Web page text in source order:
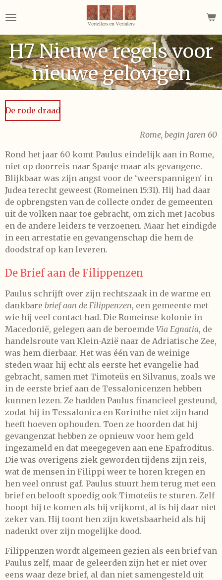
direct
naar
de
hoofdinhoud
H7 Nieuwe regels voor
nieuwe gelovigen
De rode draad
Rome, begin jaren 60
Rond het jaar 60 komt Paulus eindelijk aan in Rome,
niet op doorreis naar Spanje maar als gevangene.
Blijkbaar was zijn angst voor de ‘weerspannigen' in
Judea terecht geweest (Romeinen 15:31). Hij had daar
de opbrengsten van de collecte onder de gemeenten
uit de volken naar toe gebracht, om zich met Jacobus
en de andere leiders te verzoenen. Maar het eindigde
in een arrestatie en gevangenschap die hem de
doodstraf op kan leveren.
De Brief aan de Filippenzen
Paulus schrijft over zijn rechtszaak in de warme en
dankbare brief aan de Filippenzen, een gemeente met
wie hij veel contact had. Die Romeinse kolonie in
Macedonië, gelegen aan de beroemde Via Egnatia, de
handelsroute van Klein-Azië naar de Adriatische Zee,
was hem dierbaar. Het was één van de weinige
steden waar hij echt als eerste het evangelie had
gebracht, samen met Timoteüs en Silvanus, zoals we
in de eerste brief aan de Tessalonicenzen hebben
kunnen lezen. Ze hadden Paulus financieel gesteund,
zodat hij in Tessalonica en Korinthe niet zijn hand
heeft hoeven ophouden. Toen ze hoorden dat hij
gevangenzat hebben ze opnieuw voor hem geld
ingezameld en dat meegegeven aan ene Epafroditus.
Die was overigens ziek geworden tijdens zijn reis,
wat de mensen in Filippi weer te horen kregen en
hen veel onrust gaf. Paulus stuurt hem terug met een
brief en belooft spoedig ook Timoteüs te sturen. Zelf
hoopt hij te komen als hij vrijkomt, al is hij daar niet
zeker van. Hij toont hen zijn kwetsbaarheid als hij
nadenkt over zijn mogelijke dood.
Filippenzen wordt algemeen gezien als een brief van
Paulus zelf, maar de geleerden zijn het er niet over
eens waar deze brief, al dan niet samengesteld uit